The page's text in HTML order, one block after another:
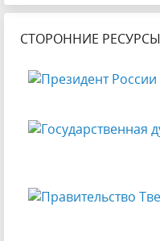
СТОРОННИЕ РЕСУРСЫ